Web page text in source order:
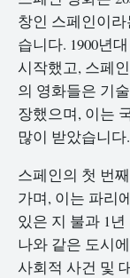
창인 스페인이
습니다. 1900년
시작했고, 스페
의 영화들은 기
장했으며, 이는
많이 받았습니다.
스페인의 첫 번
가며, 이는 파리
있은 지 불과 1
나와 같은 도시
사회적 사건 및